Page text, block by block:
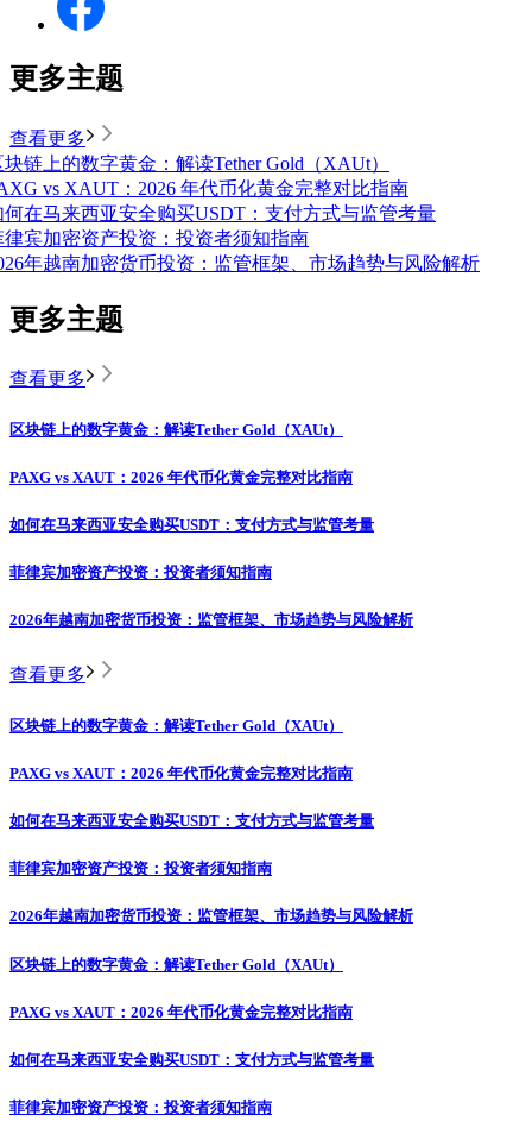
更多主题
查看更多
块链上的数字黄金：解读Tether Gold（XAUt）
vs XAUT：2026 年代币化黄金完整对比指南
何在马来西亚安全购买USDT：支付方式与监管考量
律宾加密资产投资：投资者须知指南
年越南加密货币投资：监管框架、市场趋势与风险解析
更多主题
查看更多
区块链上的数字黄金：解读Tether Gold（XAUt）
PAXG vs XAUT：2026 年代币化黄金完整对比指南
如何在马来西亚安全购买USDT：支付方式与监管考量
菲律宾加密资产投资：投资者须知指南
2026年越南加密货币投资：监管框架、市场趋势与风险解析
查看更多
区块链上的数字黄金：解读Tether Gold（XAUt）
PAXG vs XAUT：2026 年代币化黄金完整对比指南
如何在马来西亚安全购买USDT：支付方式与监管考量
菲律宾加密资产投资：投资者须知指南
2026年越南加密货币投资：监管框架、市场趋势与风险解析
区块链上的数字黄金：解读Tether Gold（XAUt）
PAXG vs XAUT：2026 年代币化黄金完整对比指南
如何在马来西亚安全购买USDT：支付方式与监管考量
菲律宾加密资产投资：投资者须知指南